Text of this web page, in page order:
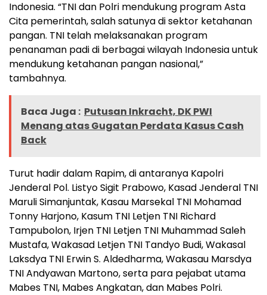
Indonesia. “TNI dan Polri mendukung program Asta
Cita pemerintah, salah satunya di sektor ketahanan
pangan. TNI telah melaksanakan program
penanaman padi di berbagai wilayah Indonesia untuk
mendukung ketahanan pangan nasional,”
tambahnya.
Baca Juga : Putusan Inkracht, DK PWI
Menang atas Gugatan Perdata Kasus Cash
Back
Turut hadir dalam Rapim, di antaranya Kapolri
Jenderal Pol. Listyo Sigit Prabowo, Kasad Jenderal TNI
Maruli Simanjuntak, Kasau Marsekal TNI Mohamad
Tonny Harjono, Kasum TNI Letjen TNI Richard
Tampubolon, Irjen TNI Letjen TNI Muhammad Saleh
Mustafa, Wakasad Letjen TNI Tandyo Budi, Wakasal
Laksdya TNI Erwin S. Aldedharma, Wakasau Marsdya
TNI Andyawan Martono, serta para pejabat utama
Mabes TNI, Mabes Angkatan, dan Mabes Polri.